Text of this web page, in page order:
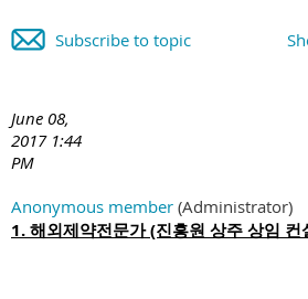
Subscribe to topic
June 08,
2017 1:44
PM
Anonymous member (Administrator)
1. 해외제약전문가 (진흥원 상주 상임 컨